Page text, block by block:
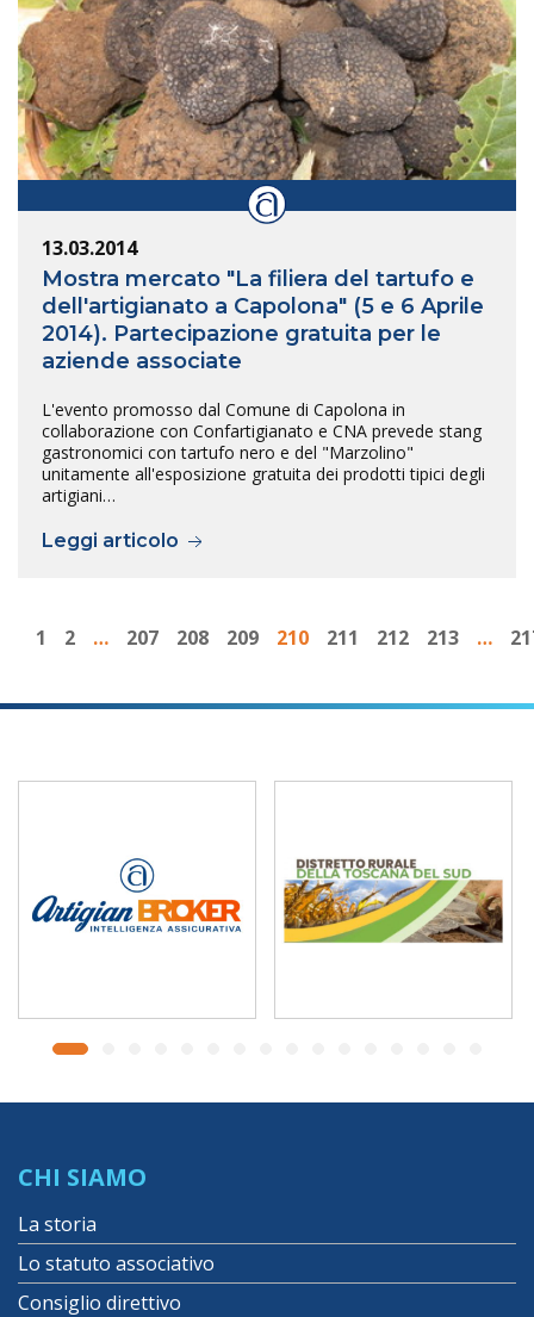
13.03.2014
Mostra mercato "La filiera del tartufo e
dell'artigianato a Capolona" (5 e 6 Aprile
2014). Partecipazione gratuita per le
aziende associate
L'evento promosso dal Comune di Capolona in
collaborazione con Confartigianato e CNA prevede stang
gastronomici con tartufo nero e del "Marzolino"
unitamente all'esposizione gratuita dei prodotti tipici degli
artigiani…
Leggi articolo
1 2 … 207 208 209 210 211 212 213 …
CHI SIAMO
La storia
Lo statuto associativo
Consiglio direttivo